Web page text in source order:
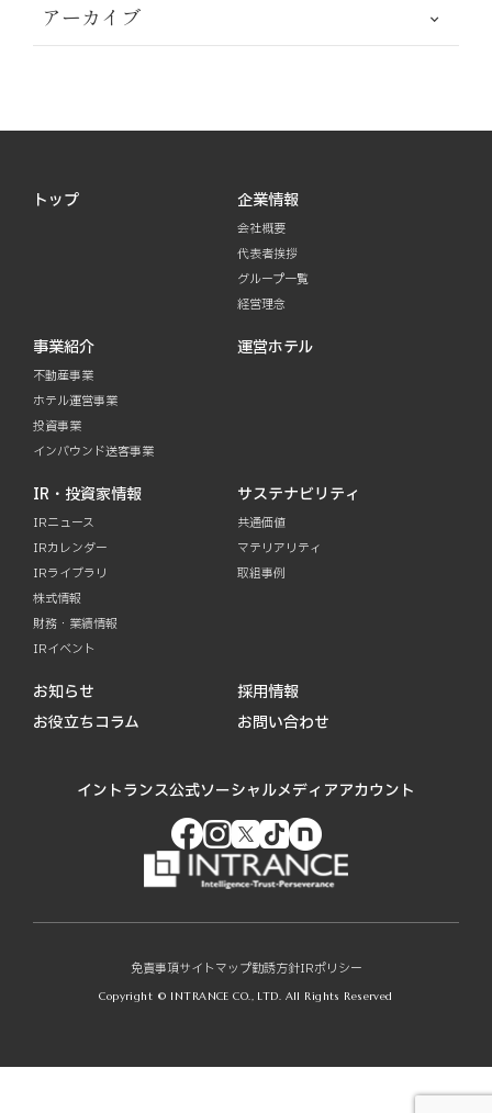
アーカイブ
トップ 企業情報
会社概要
代表者挨拶
グループ一覧
経営理念
事業紹介
不動産事業
ホテル運営事業
投資事業
インバウンド送客事業
運営ホテル
IR・投資家情報
IRニュース
IRカレンダー
IRライブラリ
株式情報
財務・業績情報
IRイベント
サステナビリティ
共通価値
マテリアリティ
取組事例
お知らせ
お役立ちコラム
採用情報
お問い合わせ
イントランス公式ソーシャルメディアアカウント
免責事項サイトマップ勧誘方針IRポリシー
Copyright © INTRANCE CO., LTD. All Rights Reserved